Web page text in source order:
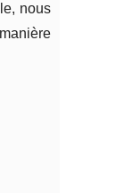
nous